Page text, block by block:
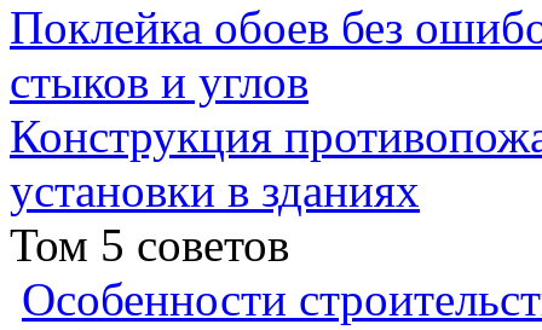
Поклейка обоев без
стыков и углов
Конструкция
установки в зданиях
Том 5 советов
Особенности